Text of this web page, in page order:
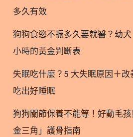
Omega-3指數、調節發炎反應
進行不同Omega-3來源配方的
EPA + DHA指標（Omega-3
同時其發炎指標，花生四烯酸
代表磷蝦來源的Omega-3對寵
多久有效
狗狗食慾不振多久要就醫？幼
小時的黃金判斷表
失眠吃什麼？5 大失眠原因＋
吃出好睡眠
狗狗關節保養不能等！好動毛
金三角」護骨指南